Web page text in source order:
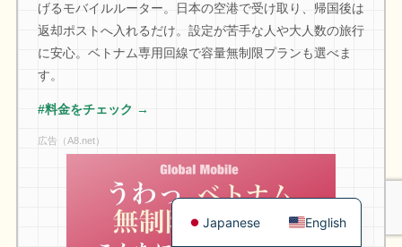
げるモバイルルーター。日本の空港で受け取り、帰国後は
返却ポストへ入れるだけ。設定が苦手な人や大人数の旅行
に安心。ベトナム専用回線で容量無制限プランも選べま
す。
#料金をチェック →
広告（A8.net）
Japanese English